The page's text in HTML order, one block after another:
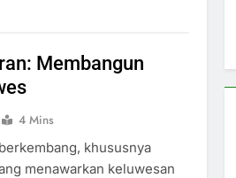
Membangun
4 Mins
khususnya
menawarkan keluwesan